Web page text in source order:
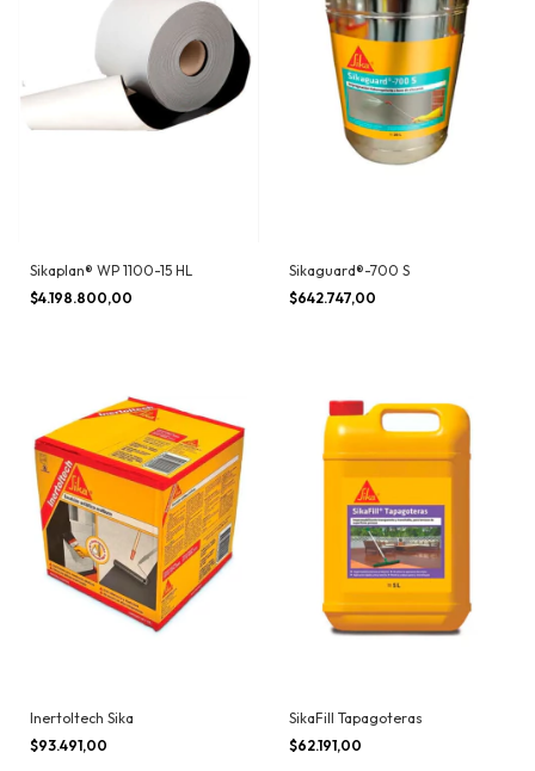
Sikaplan® WP 1100-15 HL
$4.198.800,00
Sikaguard®-700 S
$642.747,00
Inertoltech Sika
$93.491,00
SikaFill Tapagoteras
$62.191,00